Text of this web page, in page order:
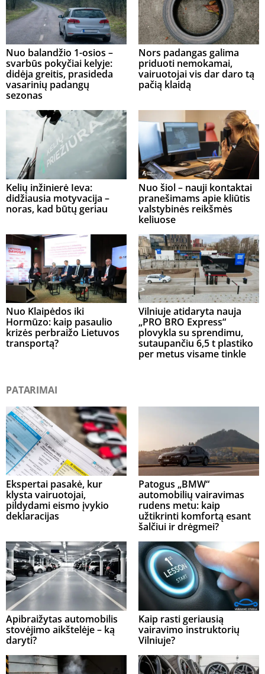
Nuo balandžio 1-osios –
svarbūs pokyčiai kelyje:
didėja greitis, prasideda
vasarinių padangų
sezonas
Nors padangas galima
priduoti nemokamai,
vairuotojai vis dar daro tą
pačią klaidą
Kelių inžinierė Ieva:
didžiausia motyvacija –
noras, kad būtų geriau
Nuo šiol – nauji kontaktai
pranešimams apie kliūtis
valstybinės reikšmės
keliuose
Nuo Klaipėdos iki
Hormūzo: kaip pasaulio
krizės perbraižo Lietuvos
transportą?
Vilniuje atidaryta nauja
„PRO BRO Express“
plovykla su sprendimu,
sutaupančiu 6,5 t plastiko
per metus visame tinkle
PATARIMAI
Ekspertai pasakė, kur
klysta vairuotojai,
pildydami eismo įvykio
deklaracijas
Patogus „BMW“
automobilių vairavimas
rudens metu: kaip
užtikrinti komfortą esant
šalčiui ir drėgmei?
Apibraižytas automobilis
stovėjimo aikštelėje – ką
daryti?
Kaip rasti geriausią
vairavimo instruktorių
Vilniuje?